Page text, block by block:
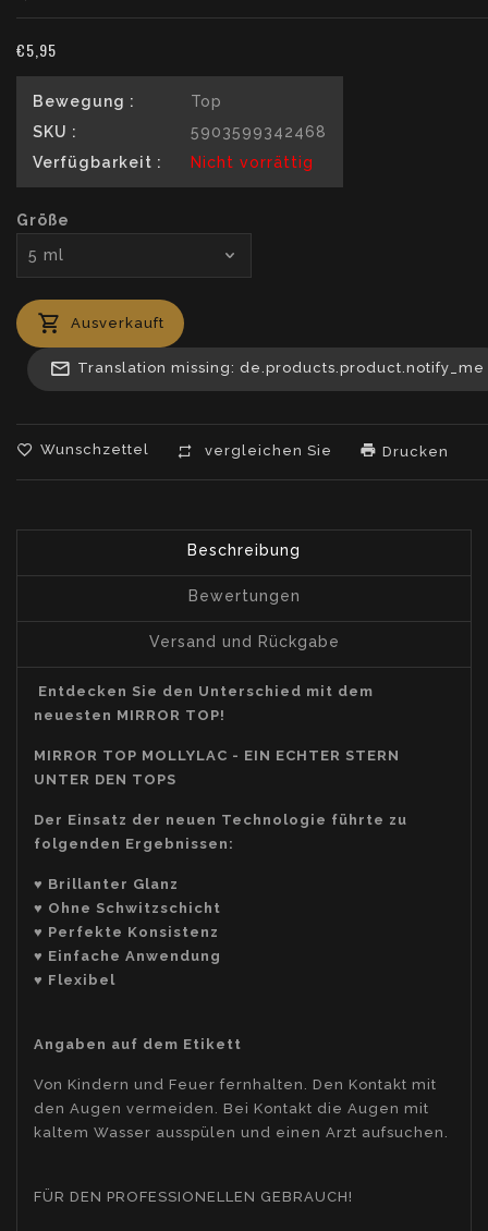
€5,95
Bewegung :
Top
SKU :
5903599342468
Verfügbarkeit :
Nicht vorrättig
Größe
Ausverkauft
Translation missing: de.products.product.notify_me
Wunschzettel vergleichen Sie Drucken
Beschreibung
Bewertungen
Versand und Rückgabe
Entdecken Sie den Unterschied mit dem
neuesten MIRROR TOP!
MIRROR TOP MOLLYLAC - EIN ECHTER STERN
UNTER DEN TOPS
Der Einsatz der neuen Technologie führte zu
folgenden Ergebnissen:
♥ Brillanter Glanz
♥ Ohne Schwitzschicht
♥ Perfekte Konsistenz
♥ Einfache Anwendung
♥ Flexibel
Angaben auf dem Etikett
Von Kindern und Feuer fernhalten. Den Kontakt mit
den Augen vermeiden. Bei Kontakt die Augen mit
kaltem Wasser ausspülen und einen Arzt aufsuchen.
FÜR DEN PROFESSIONELLEN GEBRAUCH!